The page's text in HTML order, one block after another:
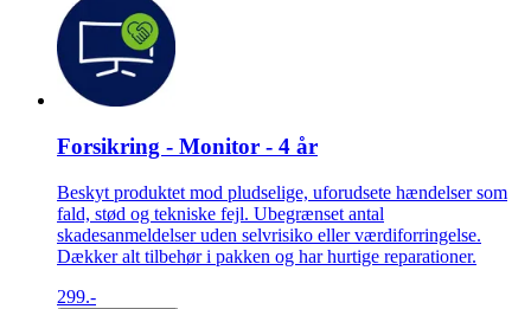
Forsikring - Monitor - 4 år
Beskyt produktet mod pludselige, uforudsete hændelser som
fald, stød og tekniske fejl. Ubegrænset antal
skadesanmeldelser uden selvrisiko eller værdiforringelse.
Dækker alt tilbehør i pakken og har hurtige reparationer.
299.-